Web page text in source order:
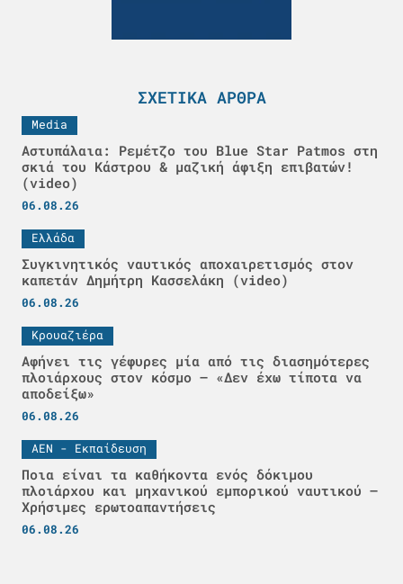
ΣΧΕΤΙΚΆ ΆΡΘΡΑ
Media
Αστυπάλαια: Ρεμέτζο του Blue Star Patmos στη
σκιά του Κάστρου & μαζική άφιξη επιβατών!
(video)
06.08.26
Ελλάδα
Συγκινητικός ναυτικός αποχαιρετισμός στον
καπετάν Δημήτρη Κασσελάκη (video)
06.08.26
Κρουαζιέρα
Αφήνει τις γέφυρες μία από τις διασημότερες
πλοιάρχους στον κόσμο – «Δεν έχω τίποτα να
αποδείξω»
06.08.26
ΑΕΝ - Εκπαίδευση
Ποια είναι τα καθήκοντα ενός δόκιμου
πλοιάρχου και μηχανικού εμπορικού ναυτικού –
Χρήσιμες ερωτοαπαντήσεις
06.08.26